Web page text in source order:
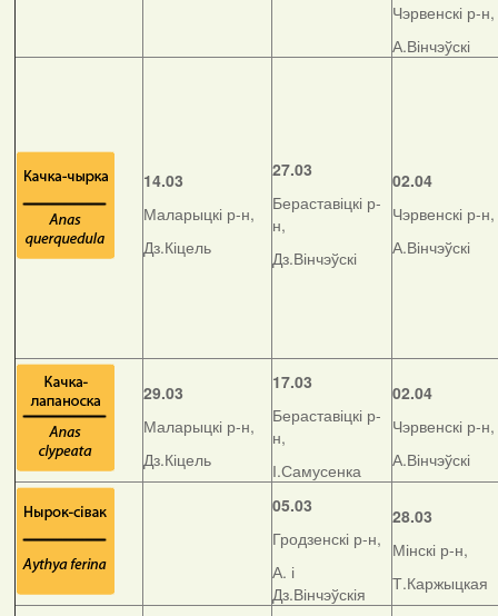
Чэрвенскі р-н,
А.Вінчэўскі
14.03
Маларыцкі р-н,
Дз.Кіцель
27.03
Бераставіцкі р-
н,
Дз.Вінчэўскі
02.04
Чэрвенскі р-н,
А.Вінчэўскі
29.03
Маларыцкі р-н,
Дз.Кіцель
17.03
Бераставіцкі р-
н,
І.Самусенка
02.04
Чэрвенскі р-н,
А.Вінчэўскі
05.03
Гродзенскі р-н,
А. і
Дз.Вінчэўскія
28.03
Мінскі р-н,
Т.Каржыцкая